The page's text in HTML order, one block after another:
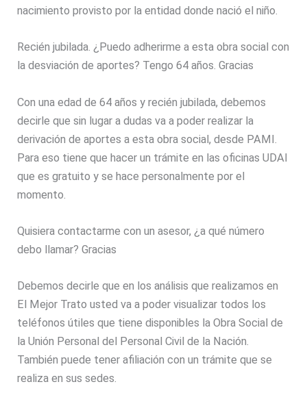
nacimiento provisto por la entidad donde nació el niño.
Recién jubilada. ¿Puedo adherirme a esta obra social con
la desviación de aportes? Tengo 64 años. Gracias
Con una edad de 64 años y recién jubilada, debemos
decirle que sin lugar a dudas va a poder realizar la
derivación de aportes a esta obra social, desde PAMI.
Para eso tiene que hacer un trámite en las oficinas UDAI
que es gratuito y se hace personalmente por el
momento.
Quisiera contactarme con un asesor, ¿a qué número
debo llamar? Gracias
Debemos decirle que en los análisis que realizamos en
El Mejor Trato usted va a poder visualizar todos los
teléfonos útiles que tiene disponibles la Obra Social de
la Unión Personal del Personal Civil de la Nación.
También puede tener afiliación con un trámite que se
realiza en sus sedes.